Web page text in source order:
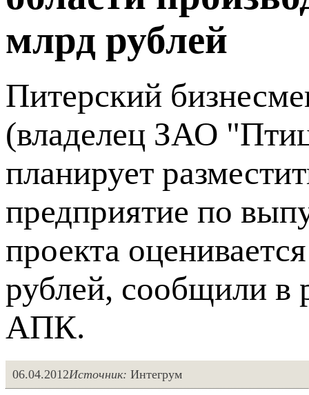
млрд рублей
Питерский
(владелец ЗАО
планирует
предприятие по
проекта
рублей, сообщили в
АПК.
06.04.2012Источник: Интегрум